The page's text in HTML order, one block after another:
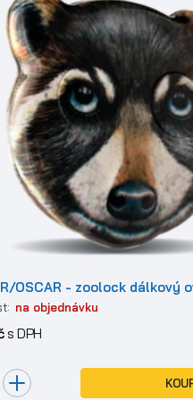
OSCAR - zoolock dálkový
na objednávku
s DPH